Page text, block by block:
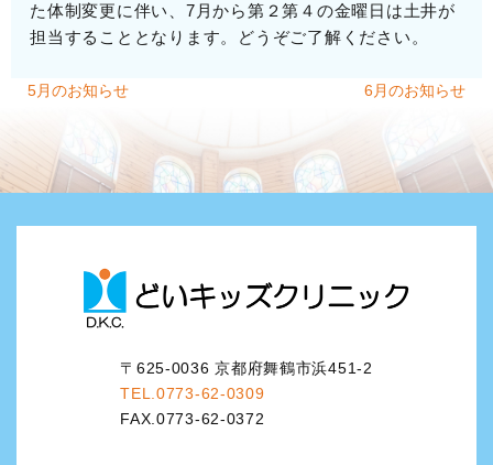
た体制変更に伴い、7月から第２第４の金曜日は土井が
担当することとなります。どうぞご了解ください。
5月のお知らせ 6月のお知らせ
〒625-0036 京都府舞鶴市浜451-2
TEL.0773-62-0309
FAX.0773-62-0372